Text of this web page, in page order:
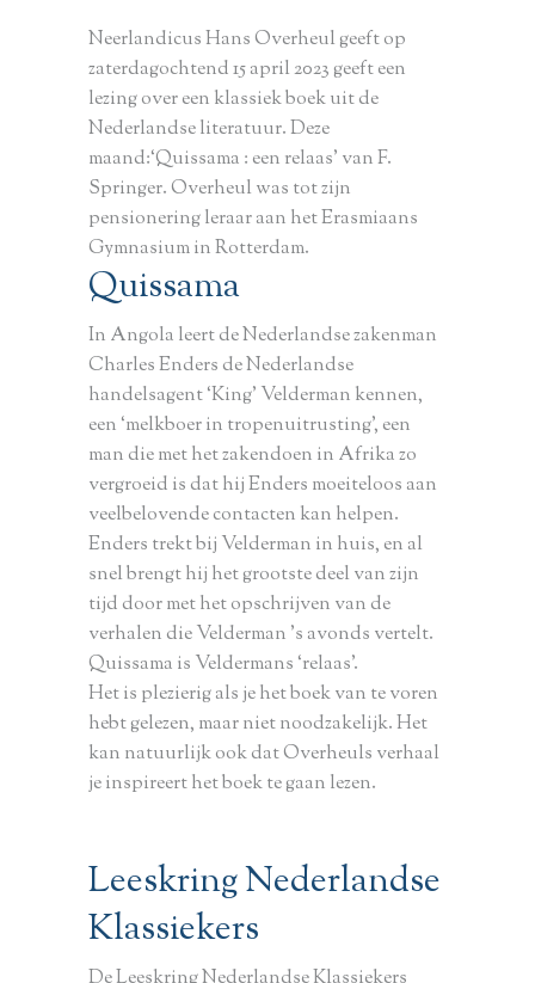
Neerlandicus Hans Overheul geeft op
zaterdagochtend 15 april 2023 geeft een
lezing over een klassiek boek uit de
Nederlandse literatuur. Deze
maand:‘Quissama : een relaas’ van F.
Springer. Overheul was tot zijn
pensionering leraar aan het Erasmiaans
Gymnasium in Rotterdam.
Quissama
In Angola leert de Nederlandse zakenman
Charles Enders de Nederlandse
handelsagent ‘King’ Velderman kennen,
een ‘melkboer in tropenuitrusting’, een
man die met het zakendoen in Afrika zo
vergroeid is dat hij Enders moeiteloos aan
veelbelovende contacten kan helpen.
Enders trekt bij Velderman in huis, en al
snel brengt hij het grootste deel van zijn
tijd door met het opschrijven van de
verhalen die Velderman ’s avonds vertelt.
Quissama is Veldermans ‘relaas’.
Het is plezierig als je het boek van te voren
hebt gelezen, maar niet noodzakelijk. Het
kan natuurlijk ook dat Overheuls verhaal
je inspireert het boek te gaan lezen.
Leeskring Nederlandse
Klassiekers